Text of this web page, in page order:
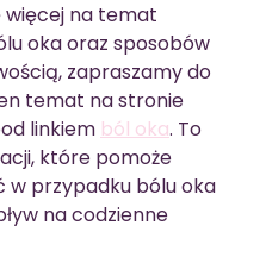
więcej na temat
oka oraz sposobów
zapraszamy do
temat na stronie
linkiem ból oka. To
które pomoże
w przypadku bólu oka
na codzienne